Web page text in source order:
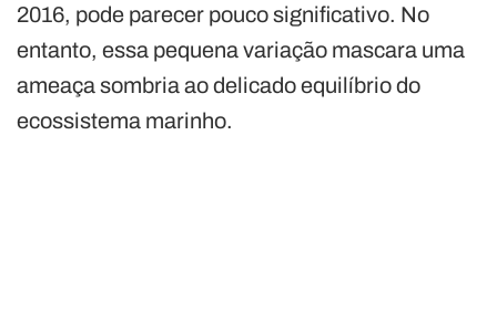
2016, pode parecer pouco significativo. No
entanto, essa pequena variação mascara uma
ameaça sombria ao delicado equilíbrio do
ecossistema marinho.